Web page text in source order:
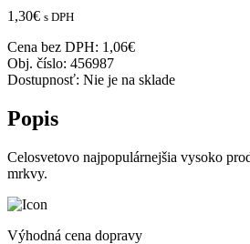
1,30€ s DPH
Cena bez DPH: 1,06€
Obj. číslo: 456987
Dostupnosť: Nie je na sklade
Popis
Celosvetovo najpopulárnejšia vysoko
mrkvy.
Výhodná cena dopravy